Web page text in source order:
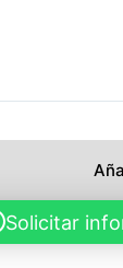
Solicitar